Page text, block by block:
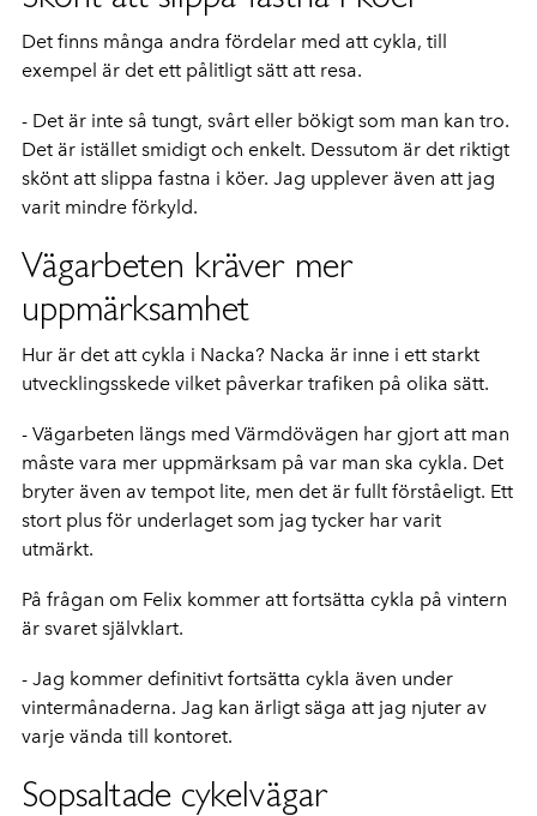
Det finns många andra fördelar med att cykla, till
exempel är det ett pålitligt sätt att resa.
- Det är inte så tungt, svårt eller bökigt som man kan tro.
Det är istället smidigt och enkelt. Dessutom är det riktigt
skönt att slippa fastna i köer. Jag upplever även att jag
varit mindre förkyld.
Vägarbeten kräver mer
uppmärksamhet
Hur är det att cykla i Nacka? Nacka är inne i ett starkt
utvecklingsskede vilket påverkar trafiken på olika sätt.
- Vägarbeten längs med Värmdövägen har gjort att man
måste vara mer uppmärksam på var man ska cykla. Det
bryter även av tempot lite, men det är fullt förståeligt. Ett
stort plus för underlaget som jag tycker har varit
utmärkt.
På frågan om Felix kommer att fortsätta cykla på vintern
är svaret självklart.
- Jag kommer definitivt fortsätta cykla även under
vintermånaderna. Jag kan ärligt säga att jag njuter av
varje vända till kontoret.
Sopsaltade cykelvägar